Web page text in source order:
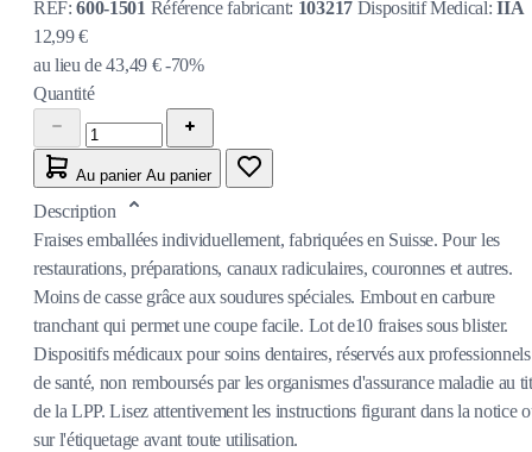
REF:600-1501 Référence fabricant: 103217 Dispositif Medical:IIA
12,99 €
au lieu de43,49 € -70%
Quantité
Au panier Au panier
Description
Fraises emballées individuellement, fabriquées en Suisse. Pour les
restaurations, préparations, canaux radiculaires, couronnes et autres.
Moins de casse grâce aux soudures spéciales. Embout en carbure
tranchant qui permet une coupe facile. Lot de10 fraises sous blister.
Dispositifs médicaux pour soins dentaires, réservés aux professionnels
de santé, non remboursés par les organismes d'assurance maladie au
de la LPP. Lisez attentivement les instructions figurant dans la notice
sur l'étiquetage avant toute utilisation.